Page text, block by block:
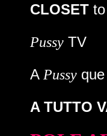
CLOSET
Pussy TV
A Pussy
A TUTTO